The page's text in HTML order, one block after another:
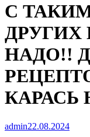
С
ДРУГИХ
НАДО!!
КАРАСЬ
admin22.08.2024